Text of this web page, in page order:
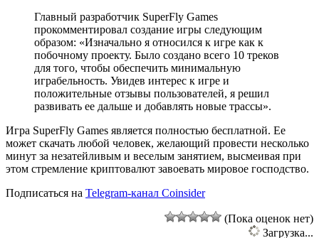
Главный разработчик SuperFly Games
прокомментировал создание игры следующим
образом: «Изначально я относился к игре как к
побочному проекту. Было создано всего 10 треков
для того, чтобы обеспечить минимальную
играбельность. Увидев интерес к игре и
положительные отзывы пользователей, я решил
развивать ее дальше и добавлять новые трассы».
Игра SuperFly Games является полностью бесплатной. Ее
может скачать любой человек, желающий провести несколько
минут за незатейливым и веселым занятием, высмеивая при
этом стремление криптовалют завоевать мировое господство.
Подписаться на Telegram-канал Coinsider
(Пока оценок нет)
Загрузка...